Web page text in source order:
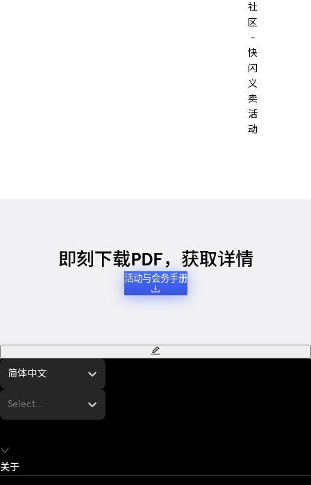
社
区
-
快
闪
义
卖
活
动
即刻下载PDF，获取详情
活动与会务手册
简体中文
Select...
关于